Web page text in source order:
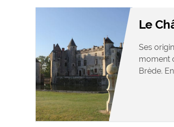
Le
Ses
moment
Brède.